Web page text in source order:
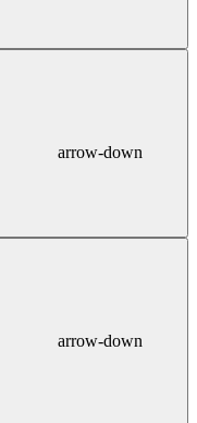
arrow-down
arrow-down